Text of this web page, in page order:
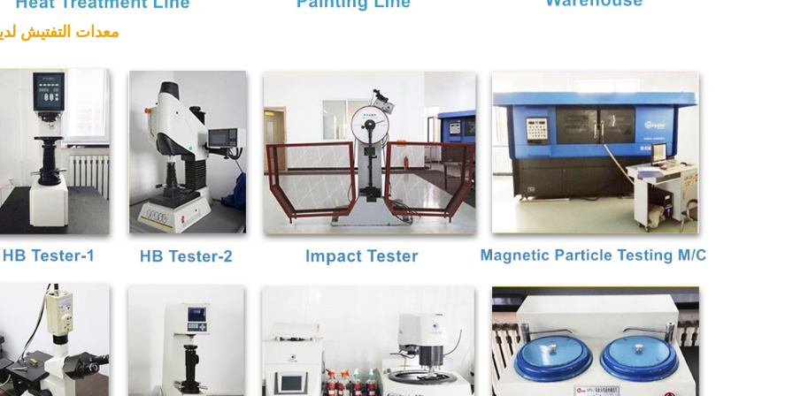
2. معدات التفتيش